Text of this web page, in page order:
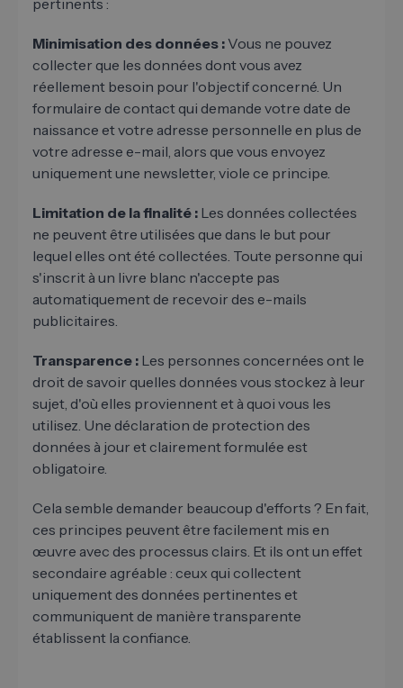
pertinents :
Minimisation des données :Vous ne pouvez
collecter que les données dont vous avez
réellement besoin pour l'objectif concerné. Un
formulaire de contact qui demande votre date de
naissance et votre adresse personnelle en plus de
votre adresse e-mail, alors que vous envoyez
uniquement une newsletter, viole ce principe.
Limitation de la finalité : Les données collectées
ne peuvent être utilisées que dans le but pour
lequel elles ont été collectées. Toute personne qui
s'inscrit à un livre blanc n'accepte pas
automatiquement de recevoir des e-mails
publicitaires.
Transparence : Les personnes concernées ont le
droit de savoir quelles données vous stockez à leur
sujet, d'où elles proviennent et à quoi vous les
utilisez. Une déclaration de protection des
données à jour et clairement formulée est
obligatoire.
Cela semble demander beaucoup d'efforts ? En fait,
ces principes peuvent être facilement mis en
œuvre avec des processus clairs. Et ils ont un effet
secondaire agréable : ceux qui collectent
uniquement des données pertinentes et
communiquent de manière transparente
établissent la confiance.